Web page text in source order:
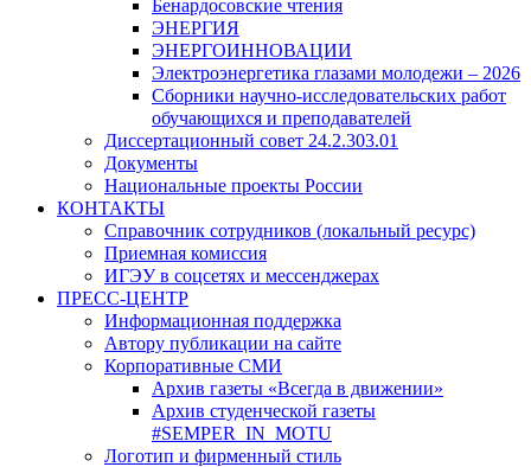
Бенардосовские чтения
ЭНЕРГИЯ
ЭНЕРГОИННОВАЦИИ
Электроэнергетика глазами молодежи – 2026
Сборники научно-исследовательских работ
обучающихся и преподавателей
Диссертационный совет 24.2.303.01
Документы
Национальные проекты России
КОНТАКТЫ
Cправочник сотрудников (локальный ресурс)
Приемная комиссия
ИГЭУ в соцсетях и мессенджерах
ПРЕСС-ЦЕНТР
Информационная поддержка
Автору публикации на сайте
Корпоративные СМИ
Архив газеты «Всегда в движении»
Архив студенческой газеты
#SEMPER_IN_MOTU
Логотип и фирменный стиль